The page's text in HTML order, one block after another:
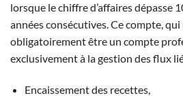
lorsque le chiffre d’affaires dépasse
années consécutives. Ce compte,
obligatoirement être un compte
exclusivement à la gestion des flux
Encaissement des recettes,